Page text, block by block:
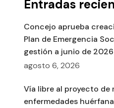
Entradas
Concejo aprueba
Plan de Emergencia
gestión a junio de 2026
agosto 6, 2026
Vía libre al proyecto de
enfermedades